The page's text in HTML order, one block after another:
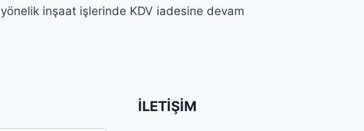
yönelik inşaat işlerinde KDV iadesine devam
İLETIŞIM